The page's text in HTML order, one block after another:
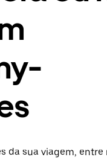
da sua viagem, entre